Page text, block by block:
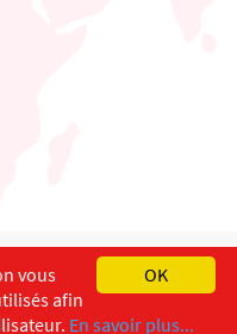
OK
vous
afin
En savoir plus...